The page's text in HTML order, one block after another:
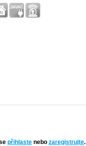
přihlaste nebo zaregistrujte.